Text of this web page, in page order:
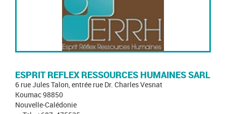
ESPRIT REFLEX RESSOURCES HUMAINES SARL
6 rue Jules Talon, entrée rue Dr. Charles Vesnat
Koumac 98850
Nouvelle-Calédonie